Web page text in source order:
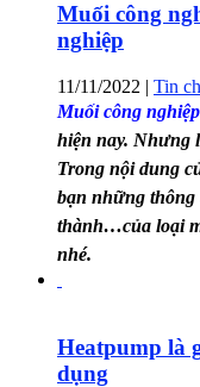
Muối công
nghiệp
11/11/2022 | Tin
Muối công nghiệp
hiện nay. Nhưng
Trong nội dung
bạn những thông
thành…của loại
nhé.
Heatpump là
dụng